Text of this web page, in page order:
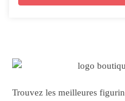
Trouvez les meilleures